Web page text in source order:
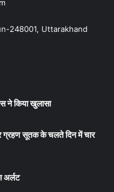
248001, Uttarakhand
ने किया खुलासा
ग्रहण सूतक के चलते दिन में चार
अर्लट